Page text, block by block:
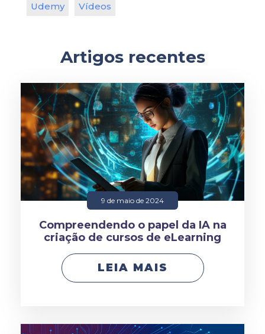
Udemy Vídeos
Artigos recentes
9 de maio de 2024
Compreendendo o papel da IA na
criação de cursos de eLearning
LEIA MAIS